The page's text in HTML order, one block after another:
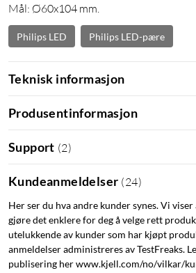
Mål: Ø60x104 mm.
Philips LED Philips LED-pære
Teknisk informasjon
Produsentinformasjon
Support (2)
Kundeanmeldelser (24)
Her ser du hva andre kunder synes. Vi
gjøre det enklere for deg å velge rett
utelukkende av kunder som har kjøpt
anmeldelser administreres av TestFreaks.
publisering her www.kjell.com/no/vilkar/